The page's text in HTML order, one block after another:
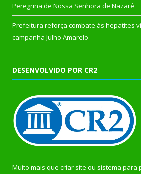
Peregrina de Nossa Senhora de Nazaré
Prefeitura reforça combate às hepatites
campanha Julho Amarelo
DESENVOLVIDO POR CR2
Muito mais que criar site ou sistema para